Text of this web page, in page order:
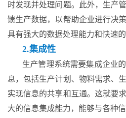
时发现并处理问题。此外，生产
馈生产数据，以帮助企业进行决
具有强大的数据处理能力和快速的
2.集成性
生产管理系统需要集成企业
息，包括生产计划、物料需求、
实现信息的共享和互通。这就要
大的信息集成能力，能够与各种